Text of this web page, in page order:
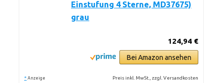
Einstufung 4 Sterne, MD37675)
grau
124,94 €
Bei Amazon ansehen
* Anzeige Preis inkl. MwSt., zzgl. Versandkosten